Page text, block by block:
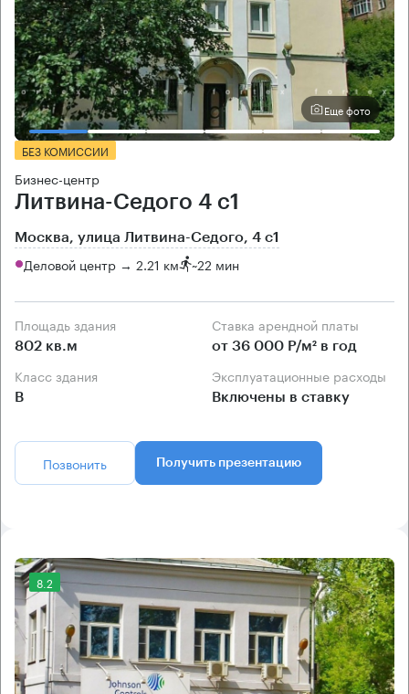
Еще фото
БЕЗ КОМИССИИ
Бизнес-центр
Литвина-Седого 4 с1
Москва, улица Литвина-Седого, 4 с1
Деловой центр → 2.21 км ~22 мин
Площадь здания
802 кв.м
Ставка арендной платы
от 36 000 Р/м² в год
Класс здания
B
Эксплуатационные расходы
Включены в ставку
Позвонить Получить презентацию
8.2